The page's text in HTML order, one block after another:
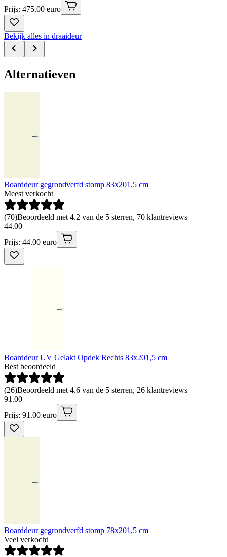
Prijs: 475.00 euro
Bekijk alles in draaideur
Alternatieven
Boarddeur gegrondverfd stomp 83x201,5 cm
Meest verkocht
(70)Beoordeeld met 4.2 van de 5 sterren, 70 klantreviews
44.00
Prijs: 44.00 euro
Boarddeur UV Gelakt Opdek Rechts 83x201,5 cm
Best beoordeeld
(26)Beoordeeld met 4.6 van de 5 sterren, 26 klantreviews
91 .00
Prijs: 91.00 euro
Boarddeur gegrondverfd stomp 78x201,5 cm
Veel verkocht